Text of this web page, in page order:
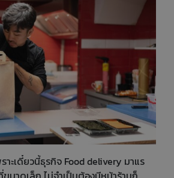
าะเดี๋ยวนี้ธุรกิจ Food delivery มาแร